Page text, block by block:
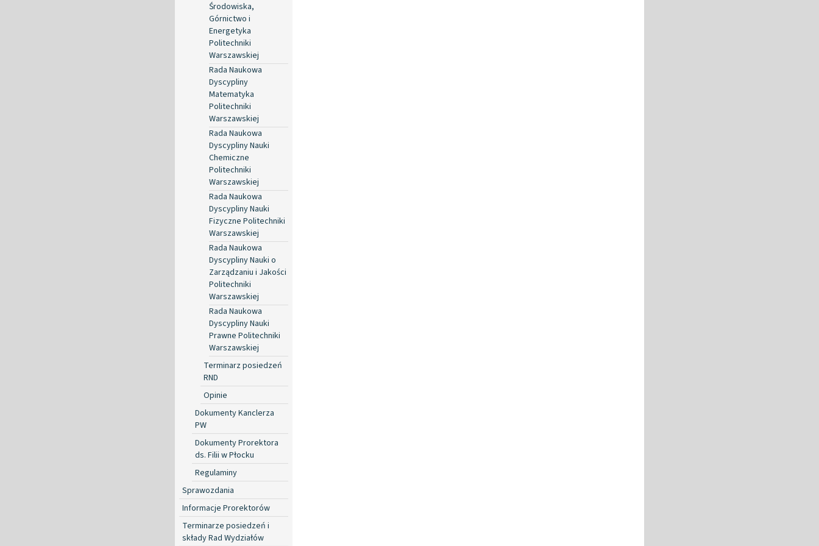
Środowiska,
Górnictwo i
Energetyka
Politechniki
Warszawskiej
Rada Naukowa
Dyscypliny
Matematyka
Politechniki
Warszawskiej
Rada Naukowa
Dyscypliny Nauki
Chemiczne
Politechniki
Warszawskiej
Rada Naukowa
Dyscypliny Nauki
Fizyczne Politechniki
Warszawskiej
Rada Naukowa
Dyscypliny Nauki o
Zarządzaniu i Jakości
Politechniki
Warszawskiej
Rada Naukowa
Dyscypliny Nauki
Prawne Politechniki
Warszawskiej
Terminarz posiedzeń
RND
Opinie
Dokumenty Kanclerza
PW
Dokumenty Prorektora
ds. Filii w Płocku
Regulaminy
Sprawozdania
Informacje Prorektorów
Terminarze posiedzeń i
składy Rad Wydziałów